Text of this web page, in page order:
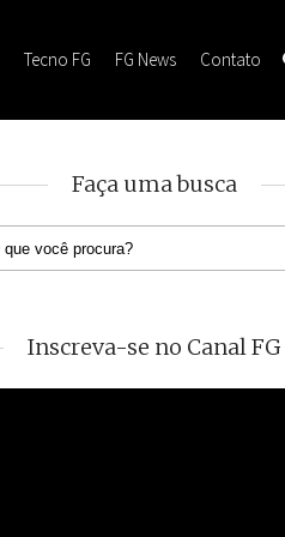
Tecno FG FG News Contato
Faça uma busca
Inscreva-se no Canal FG